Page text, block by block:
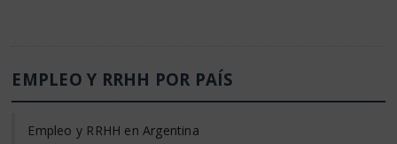
EMPLEO Y RRHH POR PAÍS
Empleo y RRHH en Argentina